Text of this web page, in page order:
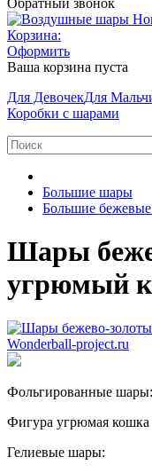
Обратный звонок
Корзина:
Оформить
Ваша корзина пуста
Для ДевочекДля
Коробки с шарами
Большие шары
Большие
Шары
угрюмый
Фольгированные шары:
Фигура угрюмая кошка
Гелиевые шары: